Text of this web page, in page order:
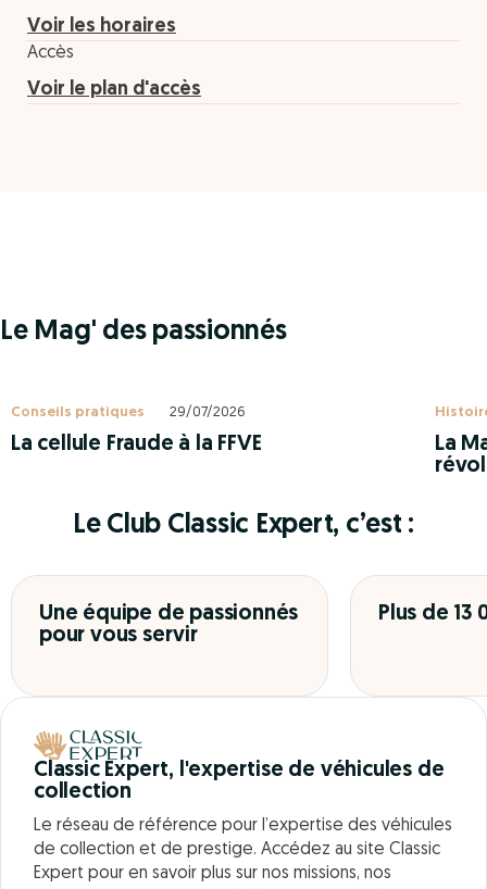
Voir les horaires
Accès
Voir le plan d'accès
Le Mag' des passionnés
Conseils pratiques 29/07/2026
La cellule Fraude à la FFVE
La
Le Club Classic Expert, c’est :
Une équipe de passionnés
pour vous servir
Plus de 13
Classic Expert, l'expertise de véhicules de
collection
Le réseau de référence pour l’expertise des véhicules
de collection et de prestige. Accédez au site Classic
Expert pour en savoir plus sur nos missions, nos